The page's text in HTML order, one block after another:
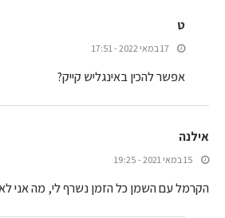
ט
17 במאי 2022 - 17:51
אפשר להכין באינגליש קייק?
אילנה
15 במאי 2021 - 19:25
הקרמל עם השמן כל הזמן נשרף לי, מה אני לא